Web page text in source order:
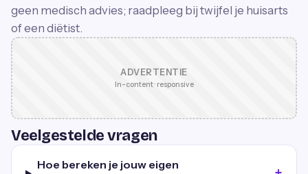
geen medisch advies; raadpleeg bij twijfel je huisarts
of een diëtist.
ADVERTENTIE
In-content · responsive
Veelgestelde vragen
Hoe bereken je jouw eigen